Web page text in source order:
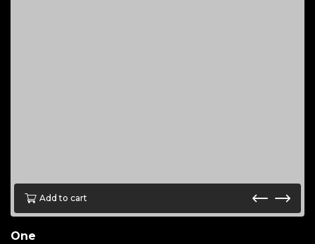
Add to cart
One